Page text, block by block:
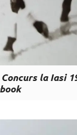
Concurs la Iasi